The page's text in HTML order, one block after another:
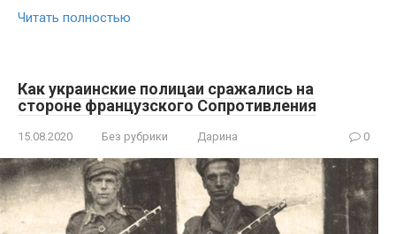
Читать полностью
Как украинские полицаи сражались на
стороне французского Сопротивления
15.08.2020 Без рубрики Дарина 0